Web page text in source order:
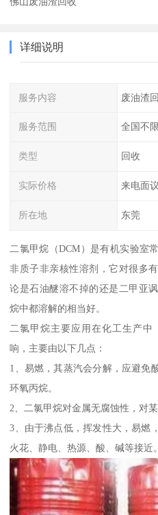
详细说明
服务内容 废油渣
服务范围 全国不限
类型 回收
实际价格 来电面议
所在地 东莞
二氯甲烷（DCM）是有机实验室
非质子非亲核性溶剂，它对很多
论是石油醚溶不掉的还是二甲亚
烷中都溶解的相当好。
二氯甲烷主要应用在化工生产
响，主要由以下几点：
1、易燃，其蒸汽会分解，应避免
环氧丙烷。
2、二氯甲烷对金属无腐蚀性，对
3、由于沸点低，挥发性大，易燃
火花、静电、热源、酸、碱等接近。